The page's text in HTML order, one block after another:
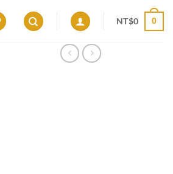
頻率 × 專屬設計 願望顯化｜意圖啟動
NT$0 0